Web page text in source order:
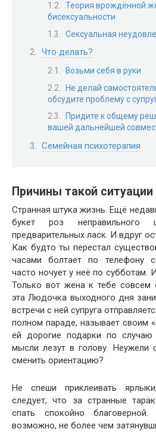
Теория врождённой
бисексуальности
Сексуальная
Что делать?
Возьми себя в руки
Не делай
обсудите проблему с
Придите к общему
вашей дальнейшей
Семейная психотерапия
Причины такой ситуации
Странная штука жизнь. Ещё
букет роз неправильного
предварительных ласк. И вдруг
Как будто ты перестал
часами болтает по телефону
часто ночует у неё по субботам.
Только вот жена к тебе совсем
эта Людочка выходного дня
встречи с ней супруга
полном параде, называет своим
ей дорогие подарки по
мысли лезут в голову. Неужели
сменить ориентацию?
Не спеши приклеивать
следует, что за странные
спать спокойно
возможно, не более чем